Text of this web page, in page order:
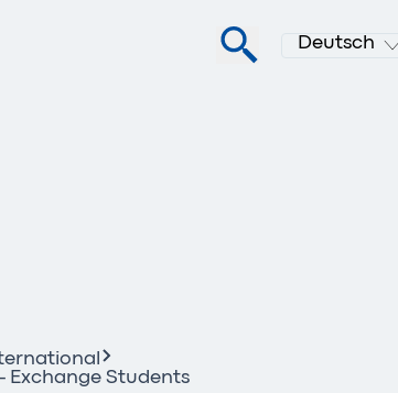
Deutsch
Exchange Students